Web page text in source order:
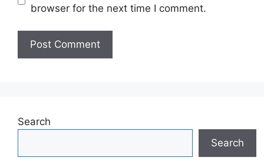
browser for the next time I comment.
Search
Search